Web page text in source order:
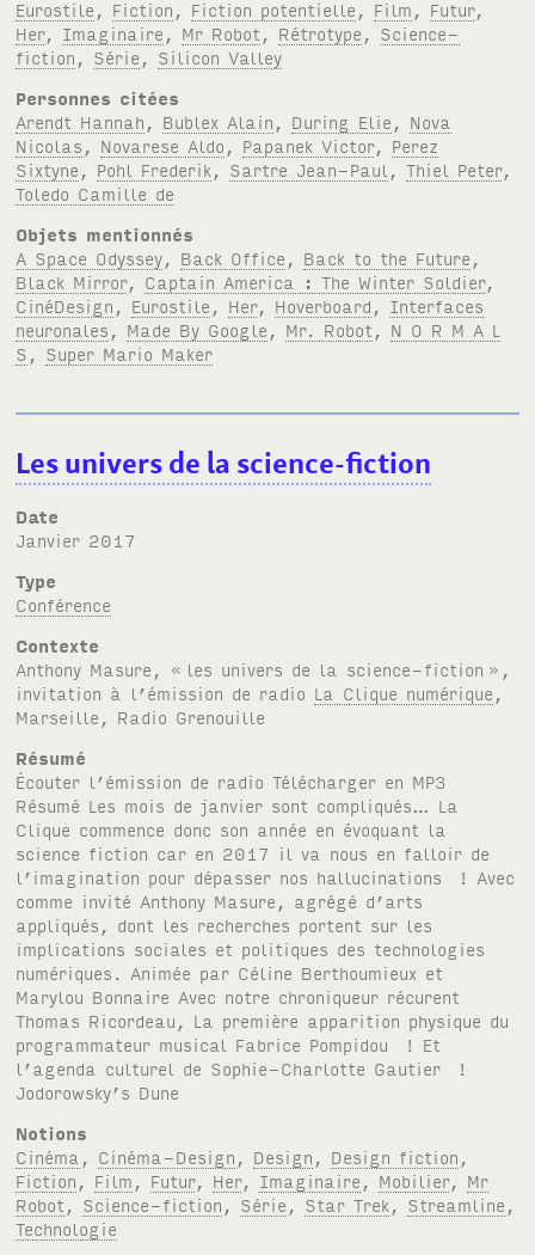
Eurostile Fiction Fiction potentielle Film Futur,
Her, Imaginaire Mr Robot Rétrotype
Science-
fiction
Série
Silicon Valley
Personnes citées
Arendt Hannah
Bublex Alain During Elie
Nova
Nicolas
Novarese Aldo Papanek Victor, Perez
Sixtyne
Pohl Frederik Sartre Jean-Paul ,Thiel Peter,
Toledo Camille de
Objets mentionnés
A Space Odyssey
Back Office Back to the Future
Black Mirror, Captain America : The Winter Soldier,
CinéDesign
Eurostile Her, Hoverboard
Interfaces
neuronales
Made By Google Mr. Robot
N O R M A L
S
Super Mario Maker
Les univers de la science-fiction
Date
janvier 2017
Type
Conférence
Contexte
Anthony Masure, « les univers de la science-fiction »,
invitation à l’émission de radio La Clique numérique
Marseille, Radio Grenouille
Résumé
Écouter l’émission de radio Télécharger en MP3
Résumé Les mois de janvier sont compliqués… La
Clique commence donc son année en évoquant la
science fiction car en 2017 il va nous en falloir de
l’imagination pour dépasser nos hallucinations ! Avec
comme invité Anthony Masure, agrégé d’arts
appliqués, dont les recherches portent sur les
implications sociales et politiques des technologies
numériques. Animée par Céline Berthoumieux et
Marylou Bonnaire Avec notre chroniqueur récurent
Thomas Ricordeau, La première apparition physique du
programmateur musical Fabrice Pompidou ! Et
l’agenda culturel de Sophie-Charlotte Gautier !
Jodorowsky’s Dune
Notions
Cinéma
Cinéma-Design Design Design fiction
Fiction
Film Futur, Her, Imaginaire Mobilier, Mr
Robot
Science-fiction Série Star Trek Streamline
Technologie